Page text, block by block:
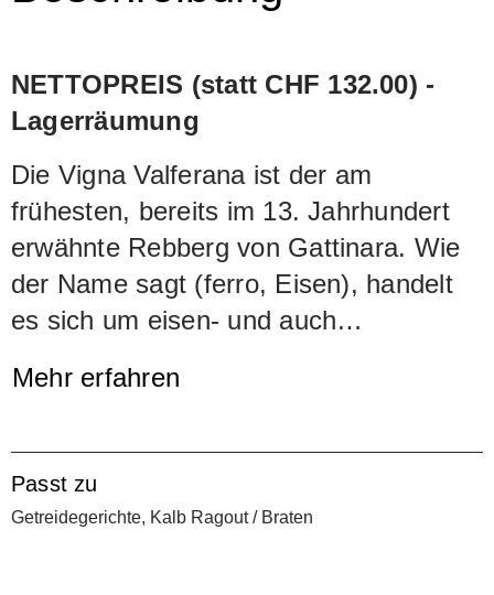
NETTOPREIS (statt CHF 132.00) -
Lagerräumung
Die Vigna Valferana ist der am
frühesten, bereits im 13. Jahrhundert
erwähnte Rebberg von Gattinara. Wie
der Name sagt (ferro, Eisen), handelt
es sich um eisen- und auch
den Bodenverhältnisse in Serralunga
Mehr erfahren
Passt zu
Getreidegerichte, Kalb Ragout / Braten